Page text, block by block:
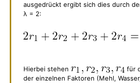
ausgedrückt ergibt sich dies durch
λ = 2:
Hierbei stehen
für
der einzelnen Faktoren (Mehl,